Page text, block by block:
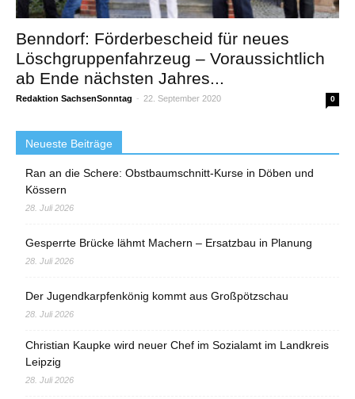
Benndorf: Förderbescheid für neues
Löschgruppenfahrzeug – Voraussichtlich
ab Ende nächsten Jahres...
Redaktion SachsenSonntag - 22. September 2020 0
Neueste Beiträge
Ran an die Schere: Obstbaumschnitt-Kurse in Döben und
Kössern
28. Juli 2026
Gesperrte Brücke lähmt Machern – Ersatzbau in Planung
28. Juli 2026
Der Jugendkarpfenkönig kommt aus Großpötzschau
28. Juli 2026
Christian Kaupke wird neuer Chef im Sozialamt im Landkreis
Leipzig
28. Juli 2026